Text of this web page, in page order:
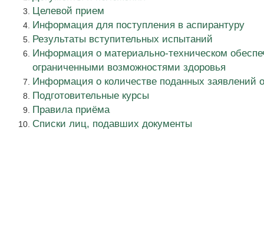
Целевой прием
Информация для поступления в аспирантуру
Результаты вступительных испытаний
Информация о материально-техническом
ограниченными возможностями здоровья
Информация о количестве поданных заявлений
Подготовительные курсы
Правила приёма
Списки лиц, подавших документы